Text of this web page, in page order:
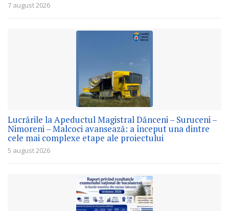
7 august 2026
Lucrările la Apeductul Magistral Dănceni – Suruceni –
Nimoreni – Malcoci avansează: a început una dintre
cele mai complexe etape ale proiectului
5 august 2026